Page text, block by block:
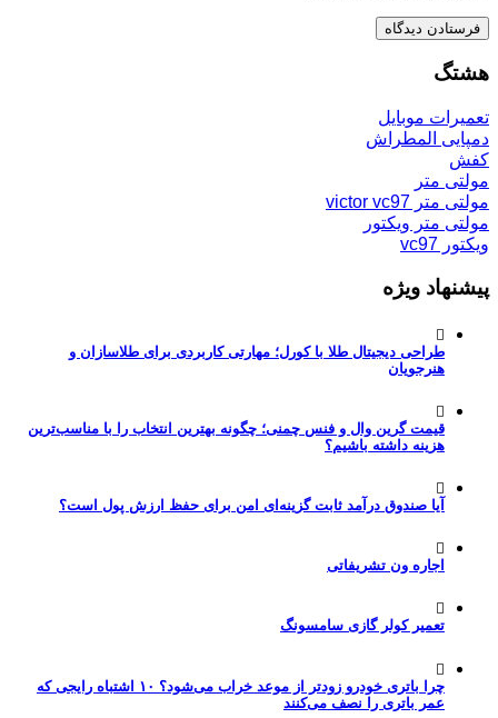
هشتگ
تعمیرات موبایل
دمپایی المطراش
کفش
مولتی متر
مولتی متر victor vc97
مولتی متر ویکتور
ویکتور vc97
پیشنهاد ویژه
طراحی دیجیتال طلا با کورل؛ مهارتی کاربردی برای طلاسازان و
هنرجویان
قیمت گرین وال و فنس چمنی؛ چگونه بهترین انتخاب را با مناسب‌ترین
هزینه داشته باشیم؟
آیا صندوق درآمد ثابت گزینه‌ای امن برای حفظ ارزش پول است؟
اجاره ون تشریفاتی
تعمیر کولر گازی سامسونگ
چرا باتری خودرو زودتر از موعد خراب می‌شود؟ ۱۰ اشتباه رایجی که
عمر باتری را نصف می‌کنند